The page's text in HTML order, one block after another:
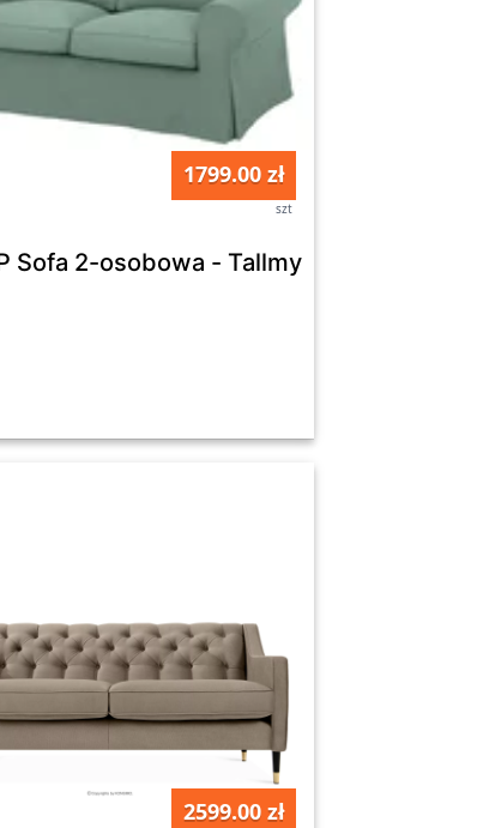
welur czarny NOMUS
1799.00 zł
szt
Sofa 2-osobowa - Tallmyra jasnozielony
2599.00 zł